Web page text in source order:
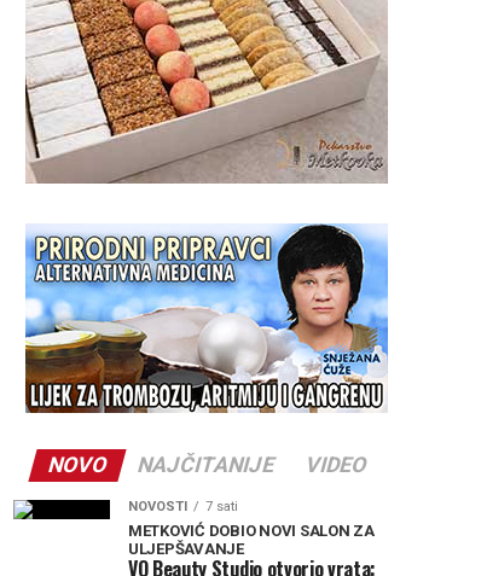
NOVO NAJČITANIJE VIDEO
NOVOSTI 7 sati
METKOVIĆ DOBIO NOVI SALON ZA
ULJEPŠAVANJE
VO Beauty Studio otvorio vrata: